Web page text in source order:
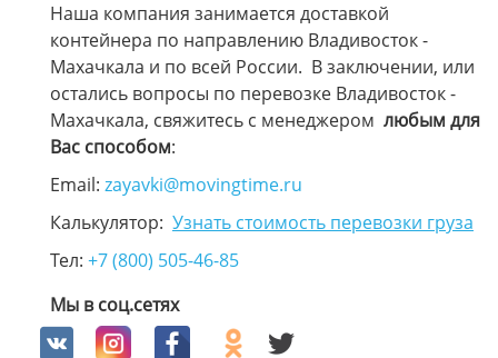
Наша компания занимается доставкой
контейнера по направлению Владивосток -
Махачкала и по всей России. В заключении, или
остались вопросы по перевозке Владивосток -
Махачкала, свяжитесь с менеджером любым для
Вас способом:
Email: zayavki@movingtime.ru
Калькулятор: Узнать стоимость перевозки груза
Тел: +7 (800) 505-46-85
Мы в соц.сетях